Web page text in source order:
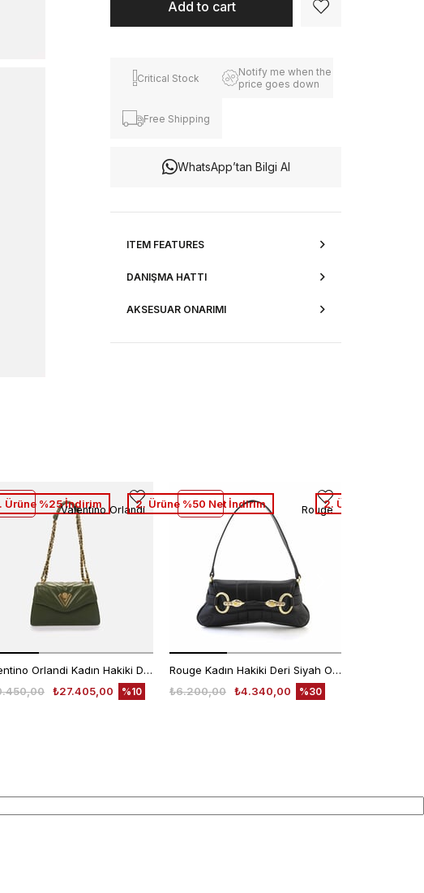
Critical Stock
Notify me when the
price goes down
Free Shipping
WhatsApp’tan Bilgi Al
ITEM FEATURES
DANIŞMA HATTI
AKSESUAR ONARIMI
Valentino Orlandi Kadın Hakiki Deri Yeşil Omuz Çantası
₺27.405,00
%10
Ürüne %25 İndirimValentino Orlandi
Rouge Kadın Hakiki Deri Siyah Omuz Çantası
₺4.340,00
₺6.200,00 %30
2. Ürüne %50 Net İndirim Rouge2. Ürüne %50 Net